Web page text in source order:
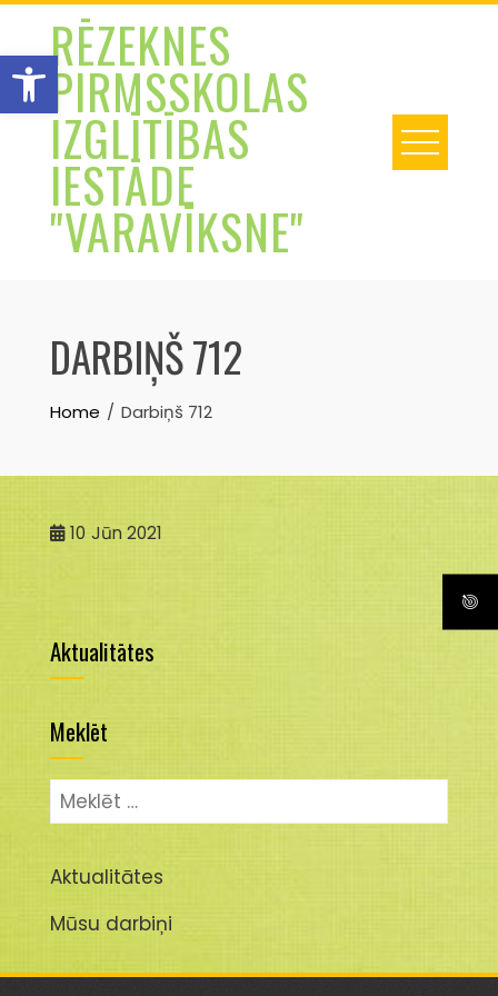
Open toolbar
Skip
contentRĒZEKNES
PIRMSSKOLAS
IZGLĪTĪBAS
IESTĀDE
"VARAVĪKSNE"
DARBIŅŠ 712
Home Darbiņš 712
10 Jūn 2021
Aktualitātes
Meklēt
Meklēt:
Aktualitātes
Mūsu darbiņi